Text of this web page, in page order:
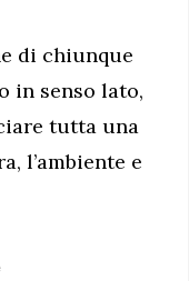
di chiunque
in senso lato,
tutta una
l’ambiente e